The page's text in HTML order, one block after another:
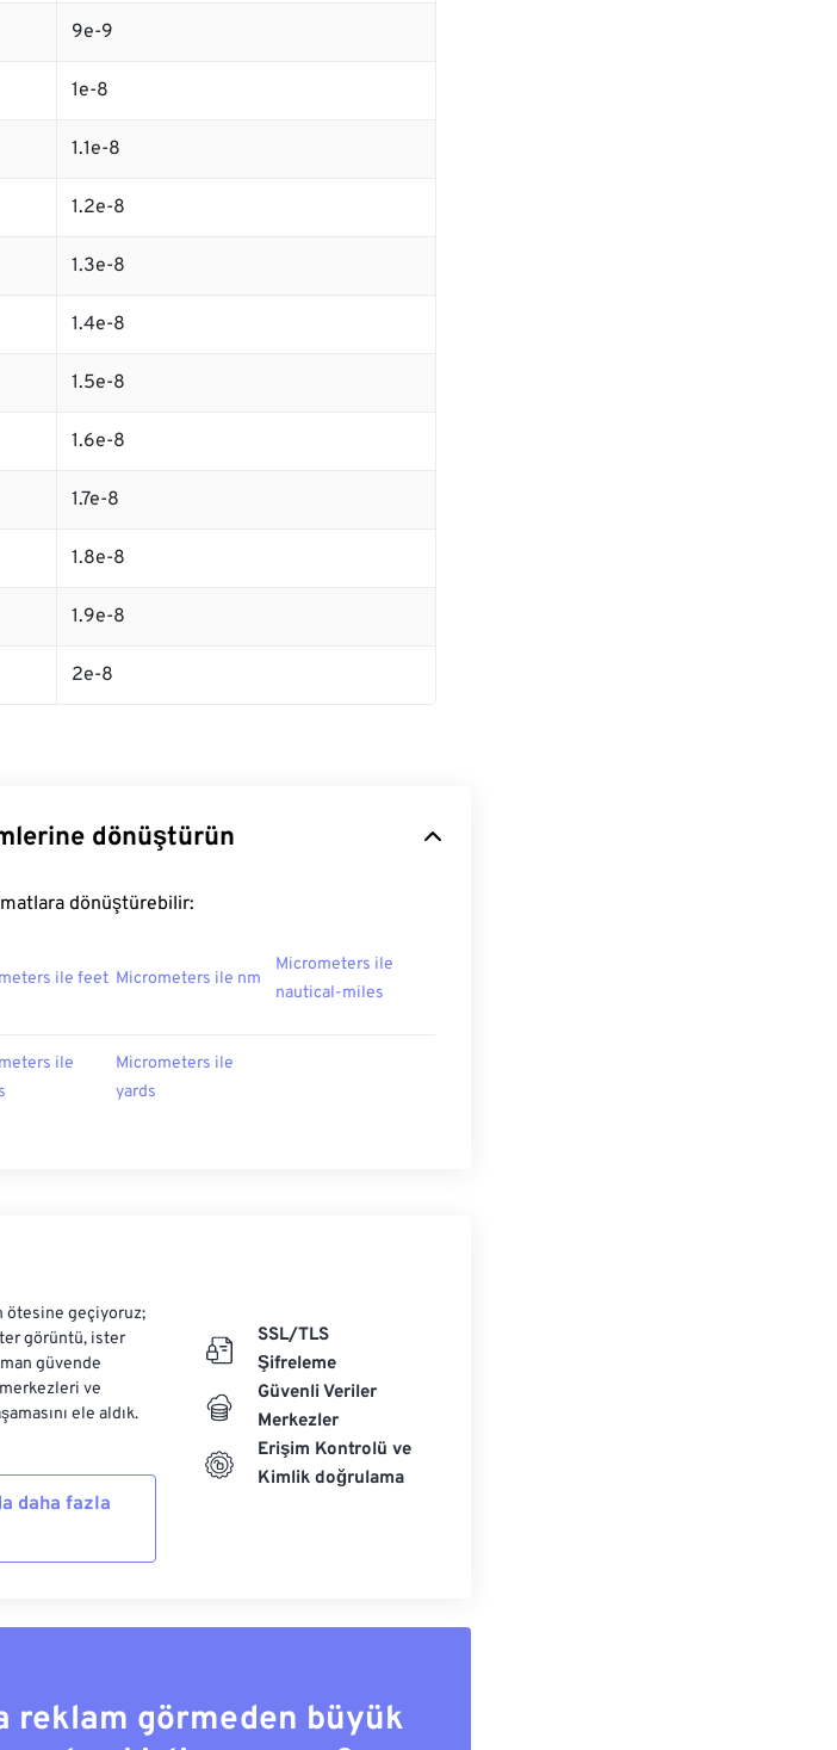
9e-9
1e-8
1.1e-8
1.2e-8
1.3e-8
1.4e-8
1.5e-8
1.6e-8
1.7e-8
1.8e-8
1.9e-8
2e-8
dönüştürün
dönüştürebilir:
ile feet Micrometers ile nm
Micrometers ile
nautical-miles
ile
Micrometers ile
yards
ötesine geçiyoruz;
görüntü, ister
güvende
ve
ele aldık.
daha fazla
SSL/TLS
Şifreleme
Güvenli Veriler
Merkezler
Erişim Kontrolü ve
Kimlik doğrulama
reklam görmeden büyük